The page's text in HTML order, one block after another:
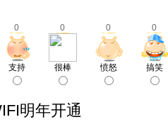
0 0 0 0
支持 很棒 愤怒 搞笑
明年开通